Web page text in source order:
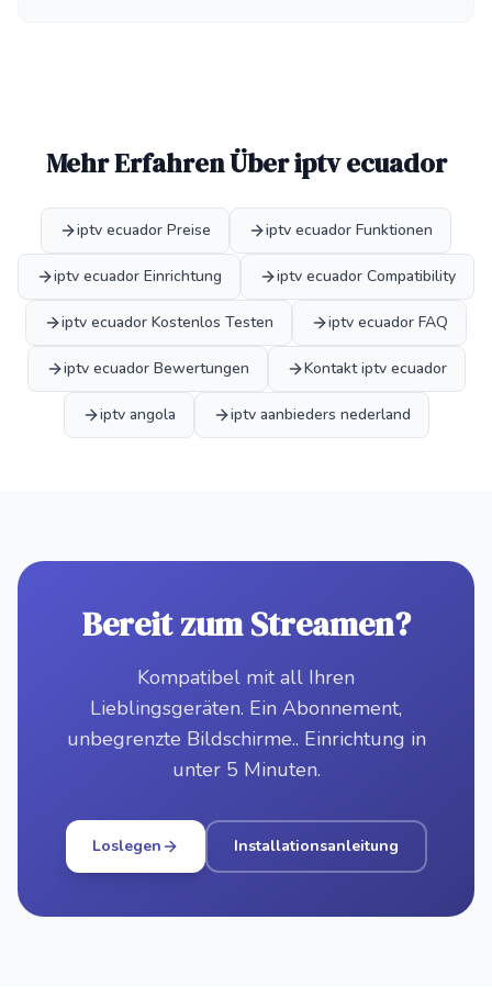
Mehr Erfahren Über iptv ecuador
iptv ecuador Preise iptv ecuador Funktionen
iptv ecuador Einrichtung iptv ecuador Compatibility
iptv ecuador Kostenlos Testen iptv ecuador FAQ
iptv ecuador Bewertungen Kontakt iptv ecuador
iptv angola iptv aanbieders nederland
Bereit zum Streamen?
Kompatibel mit all Ihren
Lieblingsgeräten. Ein Abonnement,
unbegrenzte Bildschirme.. Einrichtung in
unter 5 Minuten.
Loslegen Installationsanleitung